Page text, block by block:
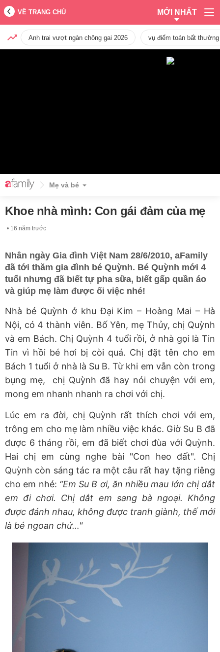
VỀ TRANG CHỦ MỚI NHẤT
Anh trai vượt ngàn chông gai 2026 vụ điểm toán bất
Mẹ và bé
Khoe nhà mình: Con gái đảm của mẹ
16 năm trước
Nhân ngày Gia đình Việt Nam 28/6/2010, aFamily
đã tới thăm gia đình bé Quỳnh. Bé Quỳnh mới 4
tuổi nhưng đã biết tự pha sữa, biết gấp quần áo
và giúp mẹ làm được ối việc nhé!
Nhà bé Quỳnh ở khu Đại Kim – Hoàng Mai – Hà
Nội, có 4 thành viên. Bố Yên, mẹ Thủy, chị Quỳnh
và em Bách. Chị Quỳnh 4 tuổi rồi, ở nhà gọi là Tin
Tin vì hồi bé hơi bị còi quá. Chị đặt tên cho em
Bách 1 tuổi ở nhà là Su B. Từ khi em vẫn còn trong
bụng mẹ, chị Quỳnh đã hay nói chuyện với em,
mong em nhanh nhanh ra chơi với chị.
Lúc em ra đời, chị Quỳnh rất thích chơi với em,
trông em cho mẹ làm nhiều việc khác. Giờ Su B đã
được 6 tháng rồi, em đã biết chơi đùa với Quỳnh.
Hai chị em cùng nghe bài "Con heo đất". Chị
Quỳnh còn sáng tác ra một câu rất hay tặng riêng
cho em nhé: “Em Su B ơi, ăn nhiều mau lớn chị dắt
em đi chơi. Chị dắt em sang bà ngoại. Không
được đánh nhau, không được tranh giành, thế mới
là bé ngoan chứ…"